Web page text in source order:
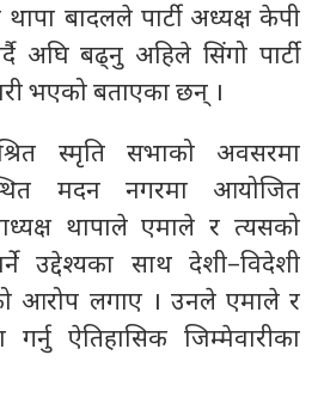
बादलले पार्टी अध्यक्ष केपी
अघि बढ्नु अहिले सिंगो पार्टी
भएको बताएका छन् ।
स्मृति सभाको अवसरमा
मदन नगरमा आयोजित
थापाले एमाले र त्यसको
उद्देश्यका साथ देशी–विदेशी
आरोप लगाए । उनले एमाले र
ऐतिहासिक जिम्मेवारीका